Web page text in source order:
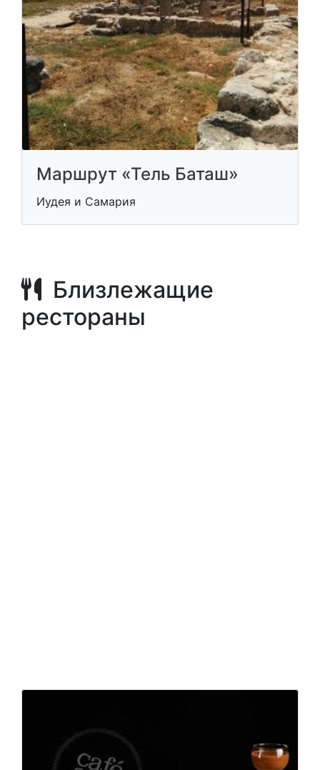
Маршрут «Тель Баташ»
Иудея и Самария
Близлежащие
рестораны